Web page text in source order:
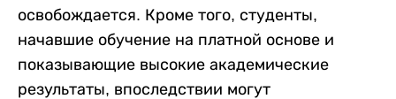
освобождается. Кроме того, студенты,
начавшие обучение на платной основе и
показывающие высокие академические
результаты, впоследствии могут